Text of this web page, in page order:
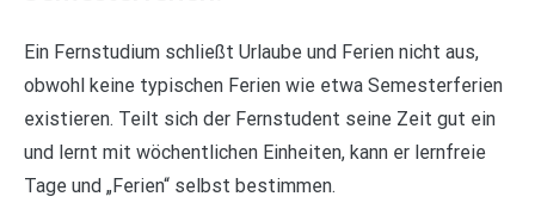
Ein Fernstudium schließt Urlaube und Ferien nicht aus,
obwohl keine typischen Ferien wie etwa Semesterferien
existieren. Teilt sich der Fernstudent seine Zeit gut ein
und lernt mit wöchentlichen Einheiten, kann er lernfreie
Tage und „Ferien“ selbst bestimmen.